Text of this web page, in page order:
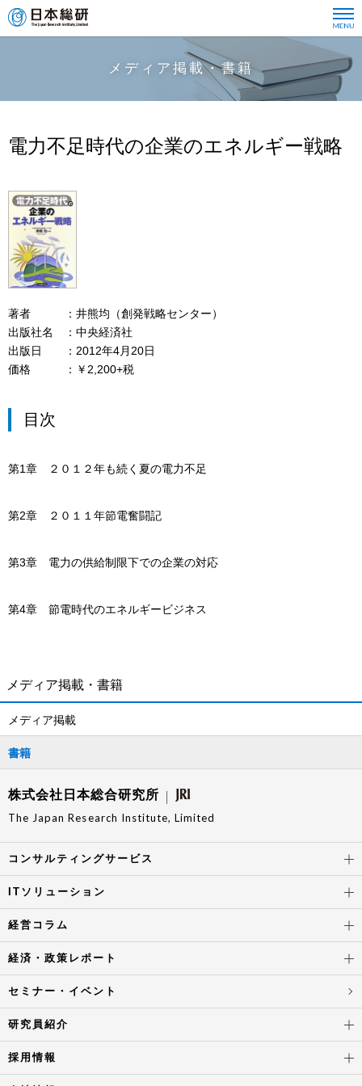
メディア掲載・書籍
電力不足時代の企業のエネルギー戦略
著者
井熊均（創発戦略センター）
出版社名
中央経済社
出版日
2012年4月20日
価格
￥2,200+税
目次
第1章 ２０１２年も続く夏の電力不足
第2章 ２０１１年節電奮闘記
第3章 電力の供給制限下での企業の対応
第4章 節電時代のエネルギービジネス
メディア掲載・書籍
メディア掲載
書籍
株式会社日本総合研究所
The Japan Research Institute, Limited
コンサルティングサービス
ITソリューション
経営コラム
経済・政策レポート
セミナー・イベント
研究員紹介
採用情報